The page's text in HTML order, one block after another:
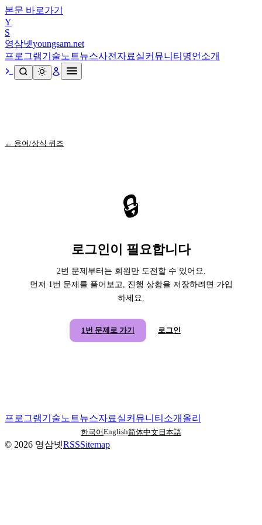
본문 바로가기
Y
S
영삼넷youngsam.net
프로그램기술노트뉴스사전 자료실커뮤니티 명언 소개
← 용어/상식 퀴즈
🔒
로그인이 필요합니다
2번 문제부터는 회원만 도전할 수 있어요.
먼저 1번 문제를 풀어보고, 진행 상황을 저장하려면 가입
하세요.
1번 문제로 가기 로그인
프로그램기술노트뉴스자료실커뮤니티 소개 올리
한국어English简体中文 日本語
© 2026 영삼넷RSSSitemap